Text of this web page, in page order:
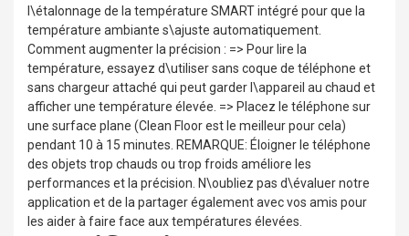
l\étalonnage de la température SMART intégré pour que la
température ambiante s\ajuste automatiquement.
Comment augmenter la précision : => Pour lire la
température, essayez d\utiliser sans coque de téléphone et
sans chargeur attaché qui peut garder l\appareil au chaud et
afficher une température élevée. => Placez le téléphone sur
une surface plane (Clean Floor est le meilleur pour cela)
pendant 10 à 15 minutes. REMARQUE: Éloigner le téléphone
des objets trop chauds ou trop froids améliore les
performances et la précision. N\oubliez pas d\évaluer notre
application et de la partager également avec vos amis pour
les aider à faire face aux températures élevées.